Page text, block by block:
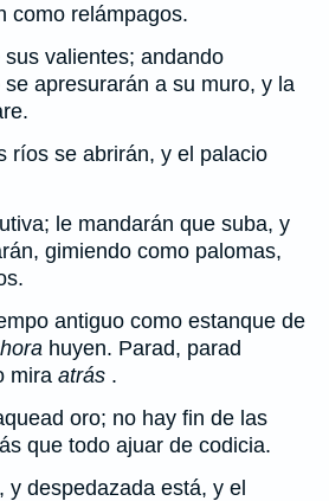
como relámpagos.
valientes; andando
apresurarán a su muro, y la
ríos se abrirán, y el palacio
le mandarán que suba, y
gimiendo como palomas,
antiguo como estanque de
huyen. Parad, parad
mira atrás .
oro; no hay fin de las
que todo ajuar de codicia.
y despedazada está, y el